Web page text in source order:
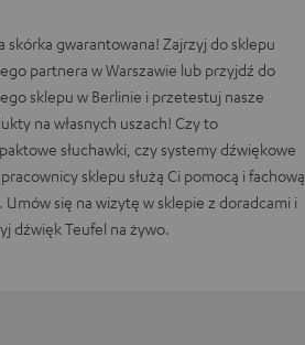
skórka gwarantowana! Zajrzyj do sklepu
partnera w Warszawie lub przyjdź do
sklepu w Berlinie i przetestuj nasze
na własnych uszach! Czy to
słuchawki, czy systemy dźwiękowe
pracownicy sklepu służą Ci pomocą i fachową
Umów się na wizytę w sklepie z doradcami i
dźwięk Teufel na żywo.